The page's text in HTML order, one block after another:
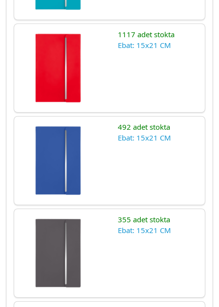
1117 adet stokta
Ebat: 15x21 CM
492 adet stokta
Ebat: 15x21 CM
355 adet stokta
Ebat: 15x21 CM